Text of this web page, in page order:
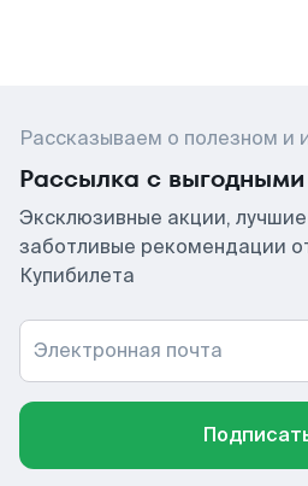
Рассказываем о полезном и
Рассылка с
Эксклюзивные акции,
заботливые рекомендации
Купибилета
Электронная почта